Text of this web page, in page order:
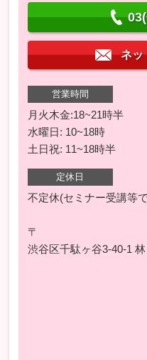
ネッ
営業時間
月火木金:18~21時半
水曜日: 10~18時
土日祝: 11~18時半
定休日
不定休(セミナー受講等
〒
渋谷区千駄ヶ谷3-40-1